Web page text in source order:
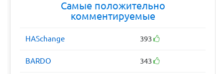
Самые положительно
комментируемые
HASchange 393
BARDO 343